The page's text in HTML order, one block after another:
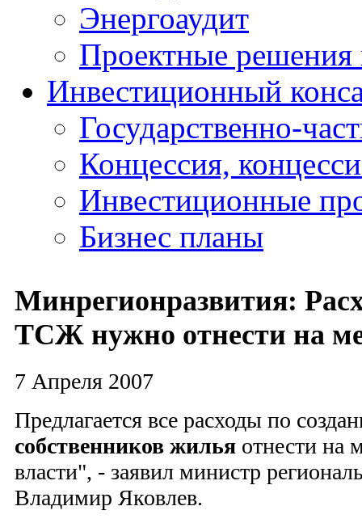
Энергоаудит
Проектные решения
Инвестиционный
Государственно-
Концессия,
Инвестиционные
Бизнес планы
Минрегионразвития:
ТСЖ нужно отнести на
7 Апреля 2007
Предлагается все расходы по
собственников жилья отнести на
власти", - заявил министр
Владимир Яковлев.